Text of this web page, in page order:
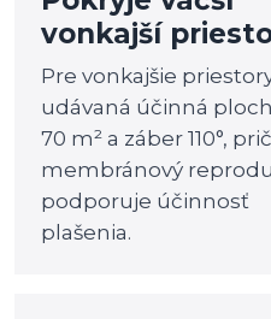
vonkajší
Pre vonkajšie
udávaná účinná
70 m² a záber 110°,
membránový
podporuje účinnosť
plašenia.